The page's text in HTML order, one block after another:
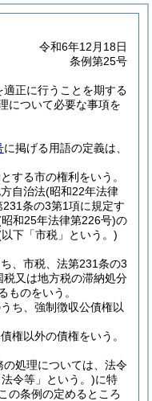
令和6年12月18日
条例第25号
正に行うことを期する
について必要な事項を
に掲げる用語の定義は、
する市の権利をいう。
自治法(昭和22年法律
231条の3第1項に規定す
和25年法律第226号)の
下「市税」という。)
、市税、法第231条の3
又は地方税の滞納処分
ものをいう。
ち、強制徴収公債権以
権以外の債権をいう。
処理については、法令
令等」という。)に特
の条例の定めるところ